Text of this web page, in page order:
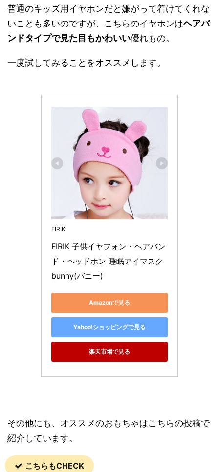
普通のキッズ用イヤホンだと嫌がって着けてくれな
いことも多いのですが、こちらのイヤホンはヘアバ
ンドタイプで見た目もかわいい優れもの。
一度試してみることをオススメします。
FIRIK
FIRIK 子供イヤフォン・ヘアバン
ド・ヘッドホン 睡眠アイマスク
bunny(バニー)
Amazonで見る
Yahoo!ショッピングで見る
楽天市場で見る
その他にも、オススメのおもちゃはこちらの投稿で
紹介しています。
こちらもCHECK